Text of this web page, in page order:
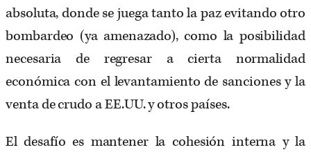
absoluta, donde se juega tanto la paz evitando otro
bombardeo (ya amenazado), como la posibilidad
necesaria de regresar a cierta normalidad
económica con el levantamiento de sanciones y la
venta de crudo a EE.UU. y otros países.
El desafío es mantener la cohesión interna y la